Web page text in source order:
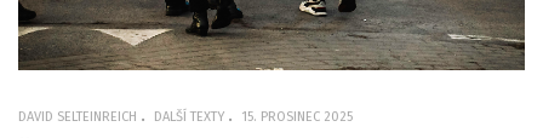
DAVID SELTEINREICH DALŠÍ TEXTY 15. PROSINEC 2025